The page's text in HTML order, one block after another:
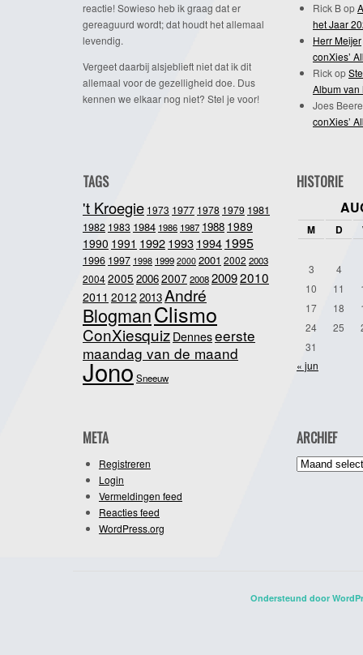
reactie! Sowieso heb ik graag dat er
gereaguurd wordt; dat houdt het allemaal
levendig.
Vergeet daarbij alsjeblieft niet dat ik dit
allemaal voor de gezelligheid doe. Dus
kennen we elkaar nog niet? Stel je voor!
Rick Bop
het Jaar
Herr Meijer
conXies’
Rickop
Album van
Joes
conXies’
TAGS
't Kroegie 1973 1977 1978 1979 1981
1982 1983 1984 1986 1987 1988 1989
1990 1991 19921993 1994 1995
1996 1997 1998 1999 2000 2001 2002 2003
20042005 20062007200820092010
2011 2012 2013André
BlogmanClismo
ConXiesquiz Denneseerste
maandag van de maand
JonoSneeuw
HISTORIE
M D
3
4
10
11
17
18
24
25
31
« jun
META
Registreren
Login
Vermeldingen feed
Reacties feed
WordPress.org
ARCHIEF
Archief
Ondersteund door